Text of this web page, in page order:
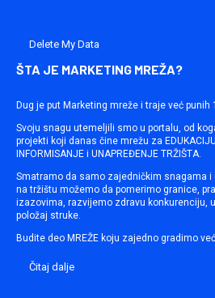
Delete My Data
ŠTA JE MARKETING MREŽA?
Dug je put Marketing mreže i traje već punih
Svoju snagu utemeljili smo u portalu, od
projekti koji danas čine mrežu za
INFORMISANJE i UNAPREĐENJE TRŽIŠTA.
Smatramo da samo zajedničkim snagama
na tržištu možemo da pomerimo granice,
izazovima, razvijemo zdravu konkurenciju,
položaj struke.
Budite deo MREŽE koju zajedno gradimo
Čitaj dalje